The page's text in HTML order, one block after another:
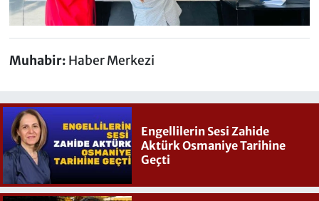
Muhabir: Haber Merkezi
Engellilerin Sesi Zahide
Aktürk Osmaniye Tarihine
Geçti